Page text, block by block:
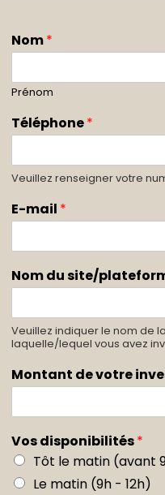
Nom*
Prénom
Téléphone*
Veuillez renseigner votre
E-mail *
Nom du site/
Veuillez indiquer le nom de
laquelle/lequel vous avez
Montant de votre
Vos disponibilités*
Tôt le matin (avant
Le matin (9h - 12h)